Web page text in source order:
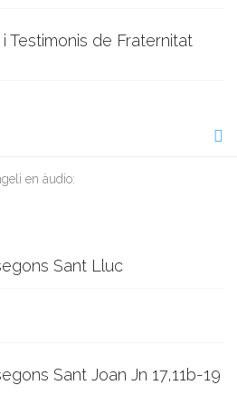
Testimonis de Fraternitat
en àudio:
Sant Lluc
Sant Joan Jn 17,11b-19